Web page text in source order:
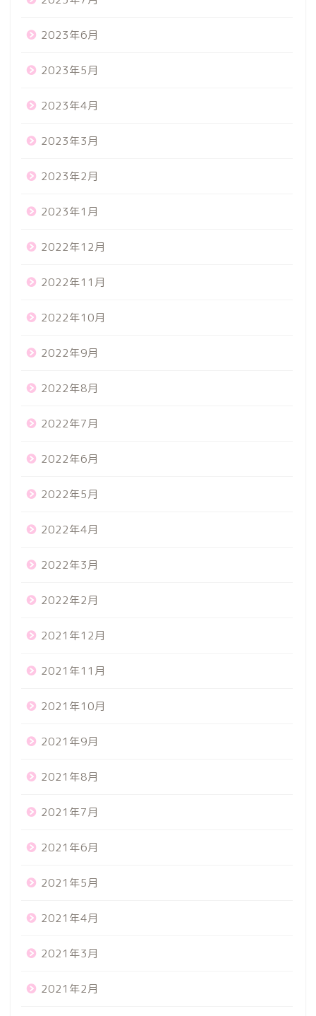
2023年6月
2023年5月
2023年4月
2023年3月
2023年2月
2023年1月
2022年12月
2022年11月
2022年10月
2022年9月
2022年8月
2022年7月
2022年6月
2022年5月
2022年4月
2022年3月
2022年2月
2021年12月
2021年11月
2021年10月
2021年9月
2021年8月
2021年7月
2021年6月
2021年5月
2021年4月
2021年3月
2021年2月